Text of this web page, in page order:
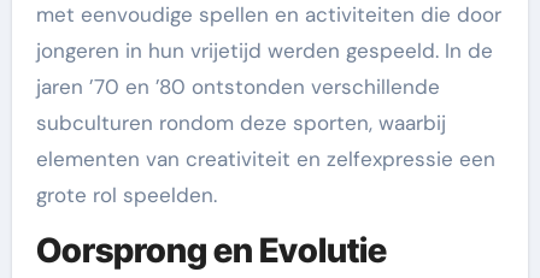
met eenvoudige spellen en activiteiten die door
jongeren in hun vrijetijd werden gespeeld. In de
jaren ’70 en ’80 ontstonden verschillende
subculturen rondom deze sporten, waarbij
elementen van creativiteit en zelfexpressie een
grote rol speelden.
Oorsprong en Evolutie